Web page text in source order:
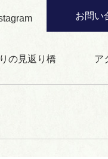
お問い
の見返り橋 ア